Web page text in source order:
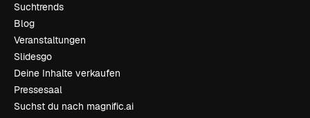
Suchtrends
Blog
Veranstaltungen
Slidesgo
Deine Inhalte verkaufen
Pressesaal
Suchst du nach magnific.ai